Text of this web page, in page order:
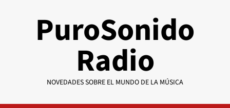
PuroSonido
Radio
NOVEDADES SOBRE EL MUNDO DE LA MÚSICA